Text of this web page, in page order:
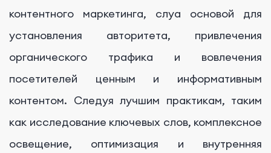
контентного маркетинга, слуа основой для
установления авторитета, привлечения
органического трафика и вовлечения
посетителей ценным и информативным
контентом. Следуя лучшим практикам, таким
как исследование ключевых слов, комплексное
освещение, оптимизация и внутренняя